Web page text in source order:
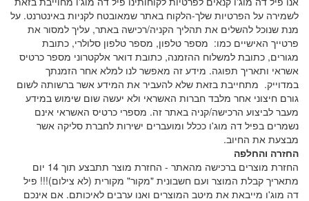
לשמירה על הפרטיות שלך-הלקוח באתר שמאובטח לקניות באינטרנט. על
מנת שנוכל להשלים את תהליך הקניה/רכישה באתר, עליך למסור את
פרטייך האישיים כמו: מספר טלפון, מספר טלפון סלולרי, כתובת
מגורים, כתובת למשלוח ההזמנה, כתובת דואר אלקטרוני מספר כרטיס
אשראי ותאריך תפוגה. מידע זה מאפשר לנו למלא אחר הזמנתך
במדוייק. מתחייבת בזאת שלא להעביר את המידע אשר ברשותה לשום
גורם חיצוני אחר מלבד חברות האשראי ולא יעשה שום שימוש במידע
מעבר לביצוע הרכישה/קניה באתר זה. מספרי כרטיס האשראי אינם
נשמרים בפיל דה מוג'ו ככלל ומועברים ישירות לחברת סליקה אשר
מבצעת את החיוב.
החזרה והחלפה
החזרת מוצרים ברכישה מהאתר - החזרת מוצר תתבצע תוך 14 יום
מתאריך קבלת המוצר ועם חשבונית "מקור" מקורית (לא צילום)!!! פיל
דה מוג'ו מייבאת את מיטב המוצרים ואנו ערבים לאיכותם. אם אינכם